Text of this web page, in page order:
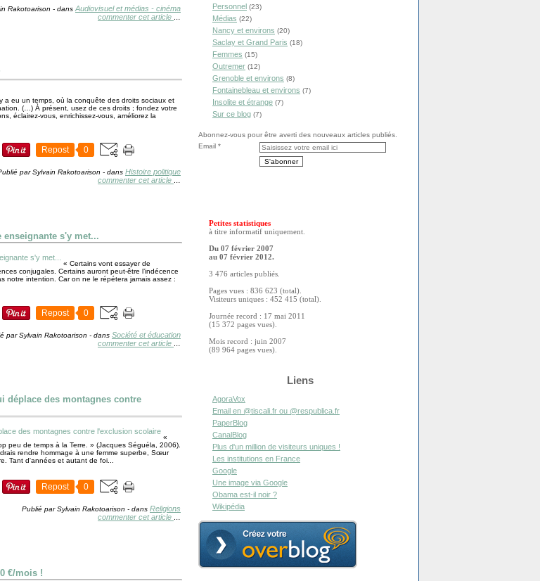
Rakotoarison - dans Audiovisuel et médias - cinéma
commenter cet article
a eu un temps, où la conquête des droits sociaux et
(…) À présent, usez de ces droits ; fondez votre
éclairez-vous, enrichissez-vous, améliorez la
Repost 0
par Sylvain Rakotoarison - dans Histoire politique
commenter cet article
s'y met...
« Certains vont essayer de
conjugales. Certains auront peut-être l’indécence
notre intention. Car on ne le répétera jamais assez :
Repost 0
par Sylvain Rakotoarison - dans Société et éducation
commenter cet article
déplace des montagnes contre
«
peu de temps à la Terre. » (Jacques Séguéla, 2006).
rendre hommage à une femme superbe, Sœur
Tant d'années et autant de foi...
Repost 0
Publié par Sylvain Rakotoarison - dans Religions
commenter cet article
€/mois !
Personnel (23)
Médias (22)
Nancy et environs (20)
Saclay et Grand Paris (18)
Femmes (15)
Outremer (12)
Grenoble et environs (8)
Fontainebleau et environs (7)
Insolite et étrange (7)
Sur ce blog (7)
Abonnez-vous pour être averti des nouveaux articles publiés.
Email
Petites statistiques
à titre informatif uniquement.
Du 07 février 2007
au 07 février 2012.
3 476 articles publiés.
Pages vues : 836 623 (total).
Visiteurs uniques : 452 415 (total).
Journée record : 17 mai 2011
(15 372 pages vues).
Mois record : juin 2007
(89 964 pages vues).
Liens
AgoraVox
Email en @tiscali.fr ou @respublica.fr
PaperBlog
CanalBlog
Plus d'un million de visiteurs uniques !
Les institutions en France
Google
Une image via Google
Obama est-il noir ?
Wikipédia